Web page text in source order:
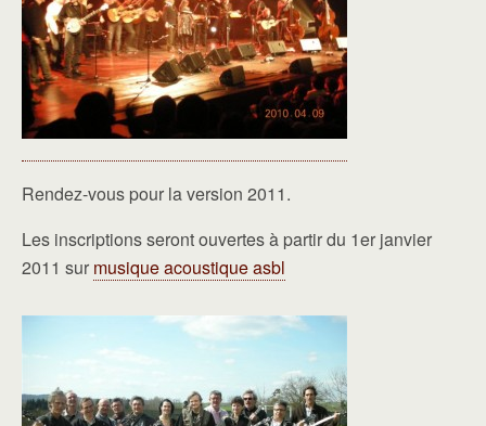
Rendez-vous pour la version 2011.
Les inscriptions seront ouvertes à partir du 1er janvier
2011 sur musique acoustique asbl